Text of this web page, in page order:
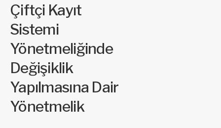
Çiftçi Kayıt
Sistemi
Yönetmeliğinde
Değişiklik
Yapılmasına Dair
Yönetmelik